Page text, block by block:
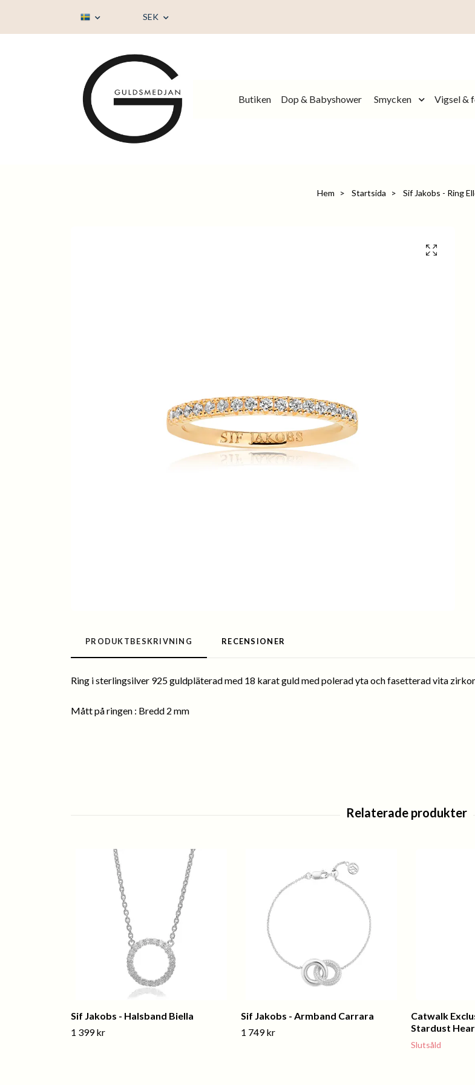
SEK
Butiken Dop & Babyshower Smycken Vigsel &
Hem Startsida Sif Jakobs - Ring
PRODUKTBESKRIVNING RECENSIONER
Ring i sterlingsilver 925 guldpläterad med 18 karat guld med polerad yta och fasetterad vita
Mått på ringen : Bredd 2 mm
Sif Jakobs - Halsband Biella
1 399 kr
Sif Jakobs - Armband Carrara
1 749 kr
Catwalk
Stardust
Slutsåld